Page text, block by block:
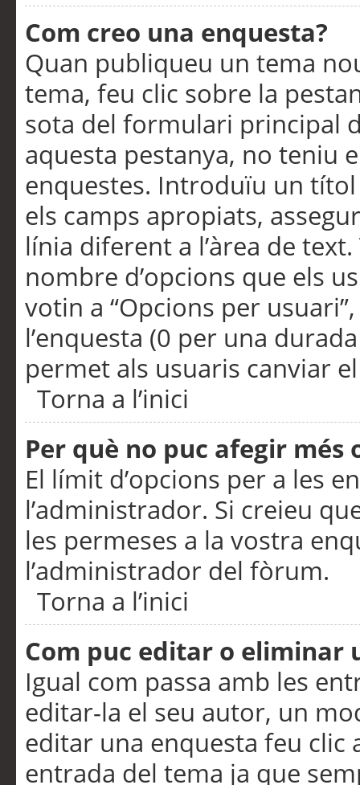
Com creo una enquesta?
Quan publiqueu un tema
tema, feu clic sobre la
sota del formulari principal
aquesta pestanya, no teniu
enquestes. Introduïu un
els camps apropiats,
línia diferent a l’àrea de
nombre d’opcions que els
votin a “Opcions per
l’enquesta (0 per una
permet als usuaris canviar
Torna a l’inici
Per què no puc afegir més
El límit d’opcions per a les
l’administrador. Si creieu
les permeses a la vostra
l’administrador del fòrum.
Torna a l’inici
Com puc editar o eliminar
Igual com passa amb les
editar-la el seu autor, un
editar una enquesta feu clic
entrada del tema ja que